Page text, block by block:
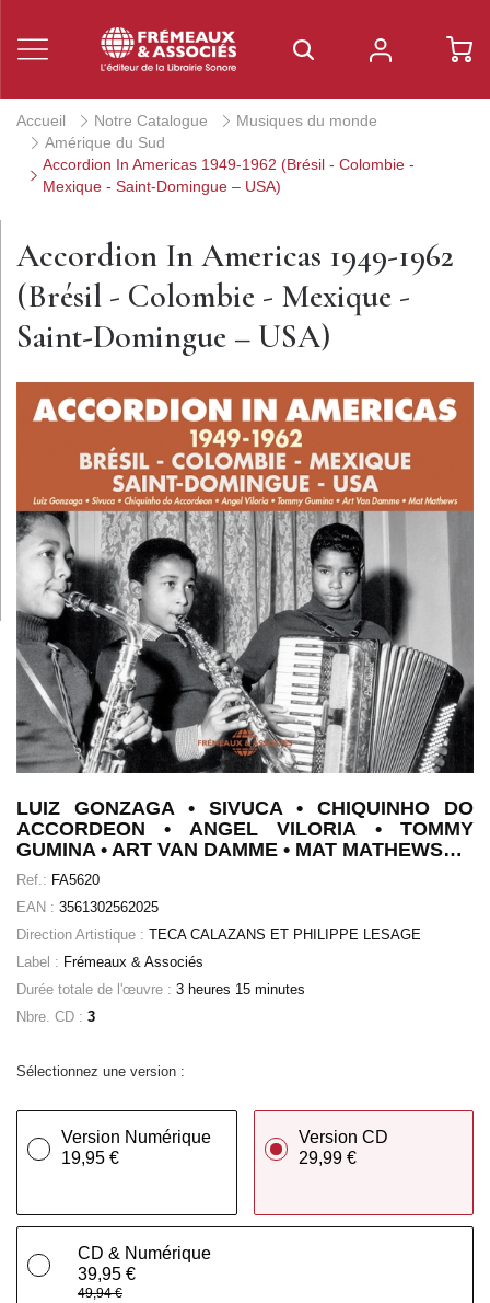
Accueil Notre Catalogue
Musiques du monde
Amérique du Sud
Accordion In Americas 1949-1962 (Brésil - Colombie -
Mexique - Saint-Domingue – USA)
Accordion In Americas 1949-1962
(Brésil - Colombie - Mexique -
Saint-Domingue – USA)
LUIZ GONZAGA • SIVUCA • CHIQUINHO DO
ACCORDEON • ANGEL VILORIA • TOMMY
GUMINA • ART VAN DAMME • MAT MATHEWS…
Ref.: FA5620
EAN : 3561302562025
Direction Artistique : TECA CALAZANS ET PHILIPPE LESAGE
Label : Frémeaux & Associés
Durée totale de l'œuvre : 3 heures 15 minutes
Nbre. CD : 3
Sélectionnez une version :
Version Numérique
19,95 €
Version CD
29,99 €
CD & Numérique
39,95 €
49,94 €